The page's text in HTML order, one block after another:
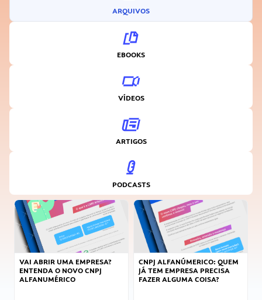
ARQUIVOS
EBOOKS
VÍDEOS
ARTIGOS
PODCASTS
VAI ABRIR UMA EMPRESA?
ENTENDA O NOVO CNPJ
ALFANUMÉRICO
CNPJ ALFANÚMERICO: QUEM
JÁ TEM EMPRESA PRECISA
FAZER ALGUMA COISA?